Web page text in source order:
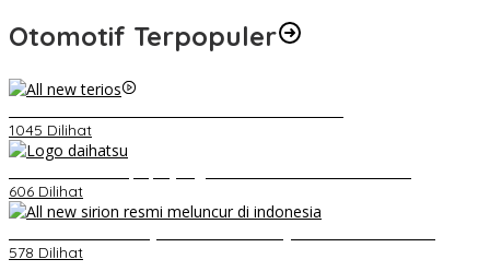
Otomotif Terpopuler
1045 Dilihat
606 Dilihat
578 Dilihat